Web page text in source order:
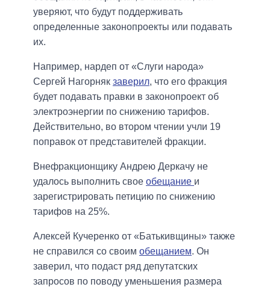
уверяют, что будут поддерживать
определенные законопроекты или подавать
их.
Например, нардеп от «Слуги народа»
Сергей Нагорняк заверил, что его фракция
будет подавать правки в законопроект об
электроэнергии по снижению тарифов.
Действительно, во втором чтении учли 19
поправок от представителей фракции.
Внефракционщику Андрею Деркачу не
удалось выполнить свое обещание и
зарегистрировать петицию по снижению
тарифов на 25%.
Алексей Кучеренко от «Батькивщины» также
не справился со своим обещанием. Он
заверил, что подаст ряд депутатских
запросов по поводу уменьшения размера